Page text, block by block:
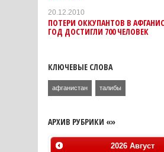
20.12.2010
ПОТЕРИ ОККУПАНТОВ В
ГОД ДОСТИГЛИ 700 ЧЕЛОВЕК
КЛЮЧЕВЫЕ СЛОВА
афганистан талибы
АРХИВ РУБРИКИ «»
2026 Август